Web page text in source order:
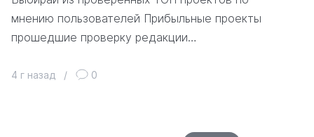
мнению пользователей Прибыльные проекты
прошедшие проверку редакции…
4 г назад / 0